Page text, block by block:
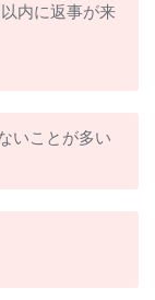
内に返事が来
いことが多い